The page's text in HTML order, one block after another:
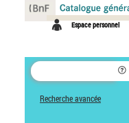
Espace personnel
Recherche avancée
Panneau de gestion des cookies